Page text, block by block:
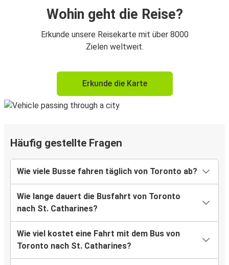
Wohin geht die Reise?
Erkunde unsere Reisekarte mit über 8000
Zielen weltweit.
Erkunde die Karte
Häufig gestellte Fragen
Wie viele Busse fahren täglich von Toronto ab?
Wie lange dauert die Busfahrt von Toronto
nach St. Catharines?
Wie viel kostet eine Fahrt mit dem Bus von
Toronto nach St. Catharines?